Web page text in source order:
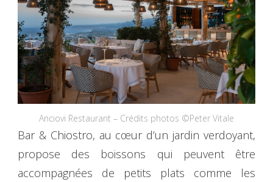
Anciovi Restaurant – Crédits photos ©Peter Vitale
Bar & Chiostro, au cœur d’un jardin verdoyant,
propose des boissons qui peuvent être
accompagnées de petits plats comme les